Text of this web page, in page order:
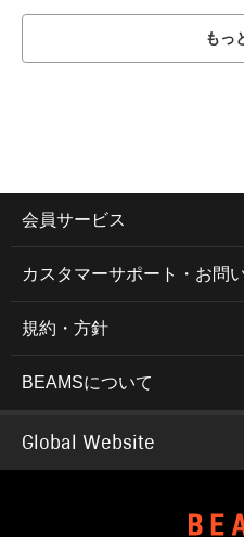
もっ
会員サービス
カスタマーサポート・お問
規約・方針
BEAMSについて
Global Website